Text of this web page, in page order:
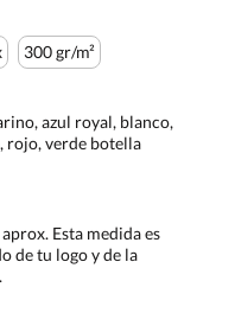
300 gr/m²
azul royal, blanco,
rojo, verde botella
aprox. Esta medida es
de tu logo y de la